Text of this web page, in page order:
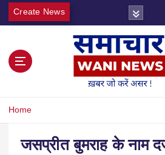
Create News
Home
जसप्रीत बुमराह के नाम